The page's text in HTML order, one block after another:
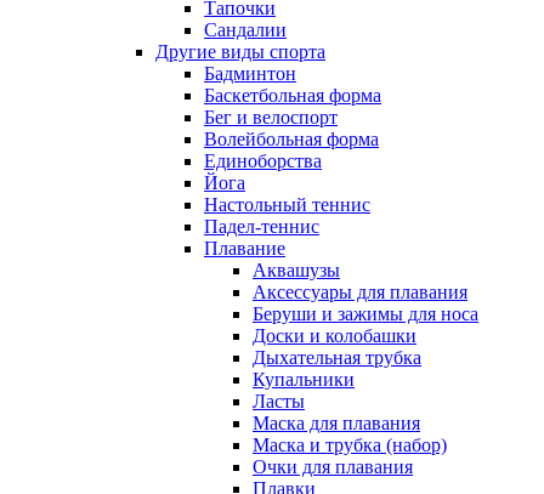
Тапочки
Сандалии
Другие виды спорта
Бадминтон
Баскетбольная форма
Бег и велоспорт
Волейбольная форма
Единоборства
Йога
Настольный теннис
Падел-теннис
Плавание
Аквашузы
Аксессуары для плавания
Беруши и зажимы для носа
Доски и колобашки
Дыхательная трубка
Купальники
Ласты
Маска для плавания
Маска и трубка (набор)
Очки для плавания
Плавки